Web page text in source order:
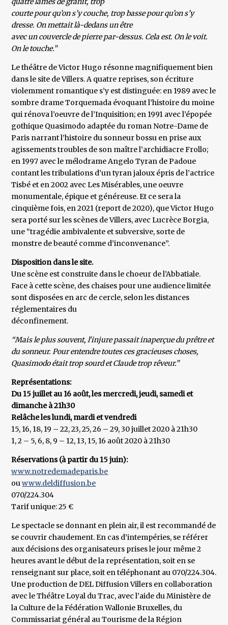
courte pour qu’on s’y couche, trop basse pour qu’on s’y
dresse. On mettait là-dedans un être
avec un couvercle de pierre par-dessus. Cela est. On le voit.
On le touche.”
Le théâtre de Victor Hugo résonne magnifiquement bien
dans le site de Villers. A quatre reprises, son écriture
violemment romantique s’y est distinguée: en 1989 avec le
sombre drame Torquemada évoquant l’histoire du moine
qui rénova l’oeuvre de l’Inquisition; en 1991 avec l’épopée
gothique Quasimodo adaptée du roman Notre-Dame de
Paris narrant l’histoire du sonneur bossu en prise aux
agissements troubles de son maître l’archidiacre Frollo;
en 1997 avec le mélodrame Angelo Tyran de Padoue
contant les tribulations d’un tyran jaloux épris de l’actrice
Tisbé et en 2002 avec Les Misérables, une oeuvre
monumentale, épique et généreuse. Et ce sera la
cinquième fois, en 2021 (report de 2020), que Victor Hugo
sera porté sur les scènes de Villers, avec Lucrèce Borgia,
une “tragédie ambivalente et subversive, sorte de
monstre de beauté comme d’inconvenance”.
Disposition dans le site.
Une scène est construite dans le choeur de l’Abbatiale.
Face à cette scène, des chaises pour une audience limitée
sont disposées en arc de cercle, selon les distances
réglementaires du
déconfinement.
“Mais le plus souvent, l'injure passait inaperçue du prêtre et
du sonneur. Pour entendre toutes ces gracieuses choses,
Quasimodo était trop sourd et Claude trop rêveur.”
Représentations:
Du 15 juillet au 16 août, les mercredi, jeudi, samedi et
dimanche à 21h30
Relâche les lundi, mardi et vendredi
15, 16, 18, 19 – 22, 23, 25, 26 – 29, 30 juillet 2020 à 21h30
1, 2 – 5, 6, 8, 9 – 12, 13, 15, 16 août 2020 à 21h30
Réservations (à partir du 15 juin):
www.notredemadeparis.be
ouwww.deldiffusion.be
070/224.304
Tarif unique: 25 €
Le spectacle se donnant en plein air, il est recommandé de
se couvrir chaudement. En cas d’intempéries, se référer
aux décisions des organisateurs prises le jour même 2
heures avant le début de la représentation, soit en se
renseignant sur place, soit en téléphonant au 070/224.304.
Une production de DEL Diffusion Villers en collaboration
avec le Théâtre Loyal du Trac, avec l’aide du Ministère de
la Culture de la Fédération Wallonie Bruxelles, du
Commissariat général au Tourisme de la Région